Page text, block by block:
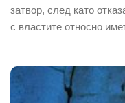
затвор, след като
с властите относно